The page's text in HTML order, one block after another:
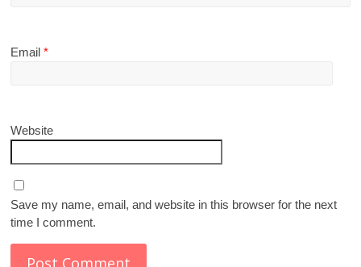
Email*
Website
Save my name, email, and website in this browser for the next
time I comment.